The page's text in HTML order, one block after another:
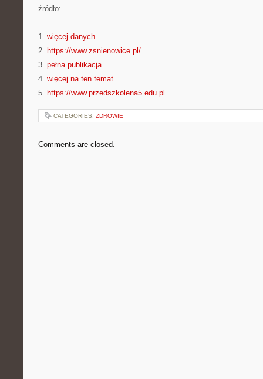
źródło:
———————————
1. więcej danych
2. https://www.zsnienowice.pl/
3. pełna publikacja
4. więcej na ten temat
5. https://www.przedszkolena5.edu.pl
CATEGORIES: ZDROWIE
Comments are closed.